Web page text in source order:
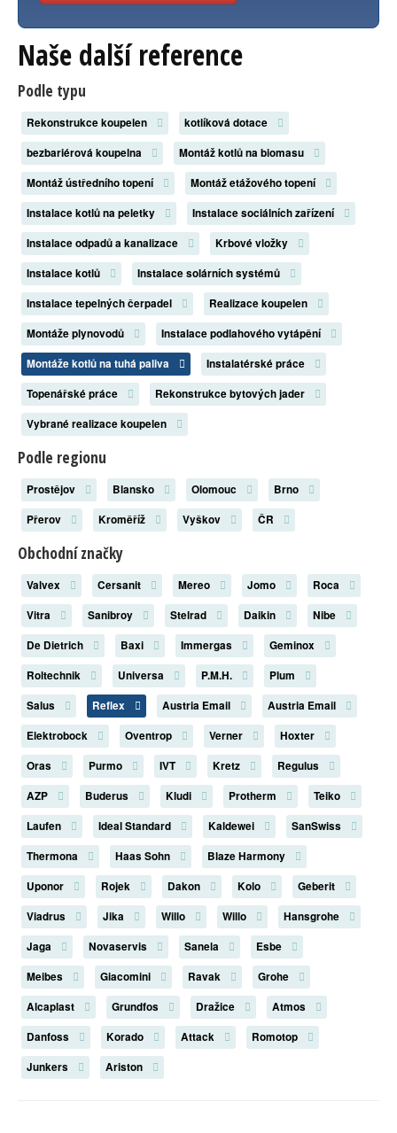
Naše další reference
Podle typu
Rekonstrukce koupelen
kotlíková dotace
bezbariérová koupelna
Montáž kotlů na biomasu
Montáž ústředního topení
Montáž etážového topení
Instalace kotlů na peletky
Instalace sociálních zařízení
Instalace odpadů a kanalizace
Krbové vložky
Instalace kotlů
Instalace solárních systémů
Instalace tepelných čerpadel
Realizace koupelen
Montáže plynovodů
Instalace podlahového vytápění
Montáže kotlů na tuhá paliva
Instalatérské práce
Topenářské práce
Rekonstrukce bytových jader
Vybrané realizace koupelen
Podle regionu
Prostějov Blansko Olomouc
Brno
Přerov
Kroměříž Vyškov ČR
Obchodní značky
Valvex Cersanit Mereo Jomo
Roca
Vitra
Sanibroy Stelrad Daikin
Nibe
De Dietrich
Baxi Immergas
Geminox
Roltechnik
Universa P.M.H.
Plum
Salus
Reflex Austria Email
Austria Email
Elektrobock
Oventrop Verner
Hoxter
Oras
Purmo IVT Kretz
Regulus
AZP
Buderus Kludi Protherm
Teiko
Laufen
Ideal Standard Kaldewei
SanSwiss
Thermona
Haas Sohn
Blaze Harmony
Uponor
Rojek Dakon Kolo
Geberit
Viadrus
Jika Willo Willo
Hansgrohe
Jaga
Novaservis Sanela
Esbe
Meibes
Giacomini Ravak
Grohe
Alcaplast
Grundfos Dražice
Atmos
Danfoss
Korado Attack
Romotop
Junkers
Ariston